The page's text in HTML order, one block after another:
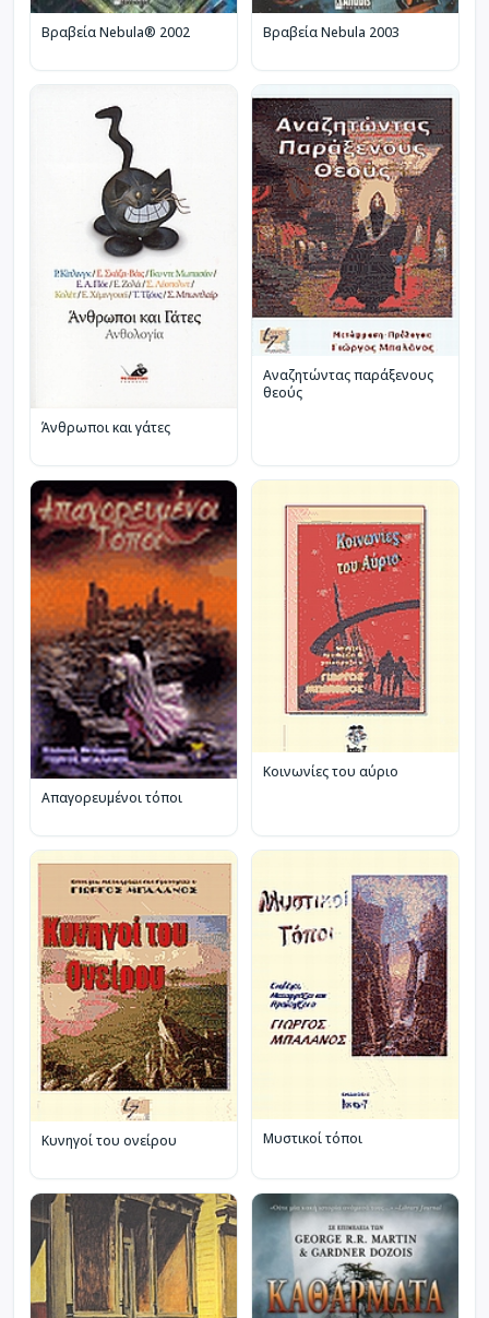
Βραβεία Nebula® 2002 Βραβεία Nebula 2003
Άνθρωποι και γάτες
Αναζητώντας παράξενους
θεούς
Απαγορευμένοι τόποι
Κοινωνίες του αύριο
Κυνηγοί του ονείρου Μυστικοί τόποι